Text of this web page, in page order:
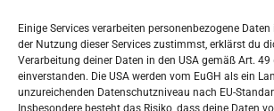
Einige Services verarbeiten personenbezogene
der Nutzung dieser Services zustimmst, erklärst du
Verarbeitung deiner Daten in den USA gemäß Art. 49
einverstanden. Die USA werden vom EuGH als ein
unzureichenden Datenschutzniveau nach EU-
Insbesondere besteht das Risiko, dass deine Daten
M D M D F
3 4 5 6 7